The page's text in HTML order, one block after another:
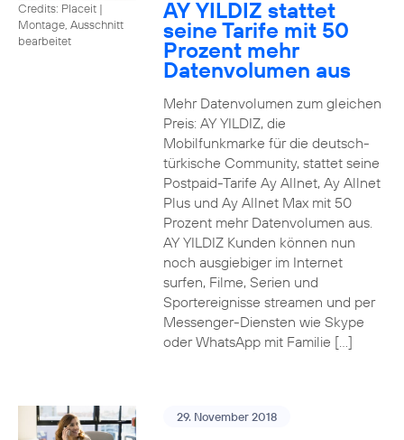
Credits: Placeit |
Montage, Ausschnitt
bearbeitet
AY YILDIZ stattet
seine Tarife mit 50
Prozent mehr
Datenvolumen aus
Mehr Datenvolumen zum gleichen
Preis: AY YILDIZ, die
Mobilfunkmarke für die deutsch-
türkische Community, stattet seine
Postpaid-Tarife Ay Allnet, Ay Allnet
Plus und Ay Allnet Max mit 50
Prozent mehr Datenvolumen aus.
AY YILDIZ Kunden können nun
noch ausgiebiger im Internet
surfen, Filme, Serien und
Sportereignisse streamen und per
Messenger-Diensten wie Skype
oder WhatsApp mit Familie […]
29. November 2018